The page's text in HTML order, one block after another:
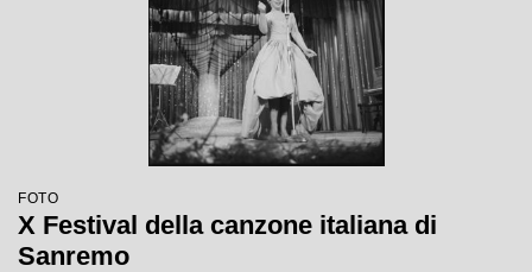
FOTO
X Festival della canzone italiana di
Sanremo